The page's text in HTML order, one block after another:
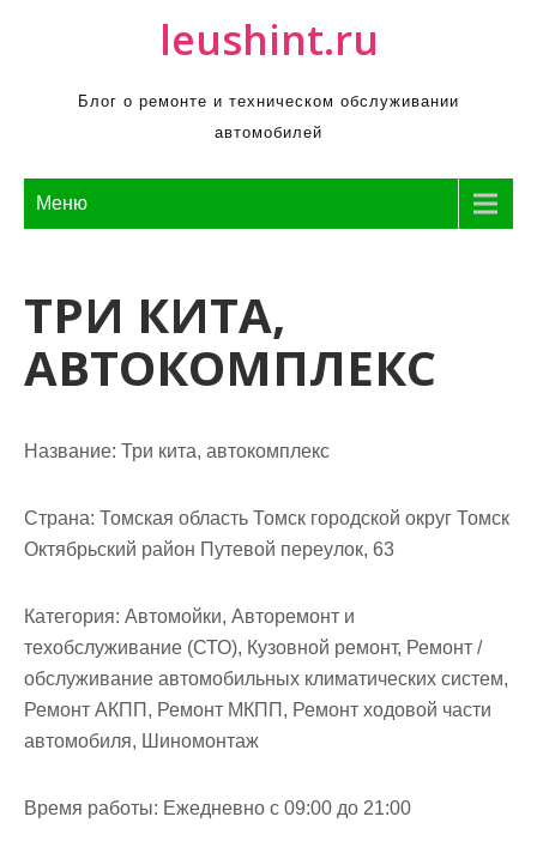
leushint.ru
Блог о ремонте и техническом обслуживании
автомобилей
Меню
ТРИ КИТА,
АВТОКОМПЛЕКС
Название: Три кита, автокомплекс
Страна: Томская область Томск городской округ Томск
Октябрьский район Путевой переулок, 63
Категория: Автомойки, Авторемонт и
техобслуживание (СТО), Кузовной ремонт, Ремонт /
обслуживание автомобильных климатических систем,
Ремонт АКПП, Ремонт МКПП, Ремонт ходовой части
автомобиля, Шиномонтаж
Время работы: Ежедневно с 09:00 до 21:00